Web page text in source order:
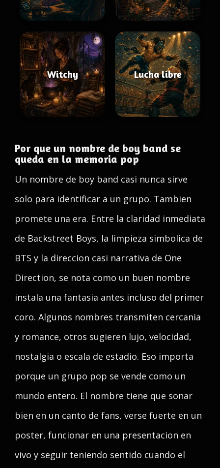
Witchy Lucha libre
Por que un nombre de boy band se
queda en la memoria pop
Un nombre de boy band casi nunca sirve
solo para identificar a un grupo. Tambien
promete una era. Entre la claridad inmediata
de Backstreet Boys, la limpieza simbolica de
BTS y la direccion casi narrativa de One
Direction, se nota como un buen nombre
instala una fantasia antes incluso del primer
coro. Algunos nombres transmiten cercania
y romance, otros sugieren lujo, velocidad,
nostalgia o escala de estadio. Eso importa
porque un grupo pop se vende como un
mundo entero. El nombre tiene que sonar
bien en un canto de fans, verse fuerte en un
poster, funcionar en una presentacion en
vivo y seguir teniendo sentido cuando el